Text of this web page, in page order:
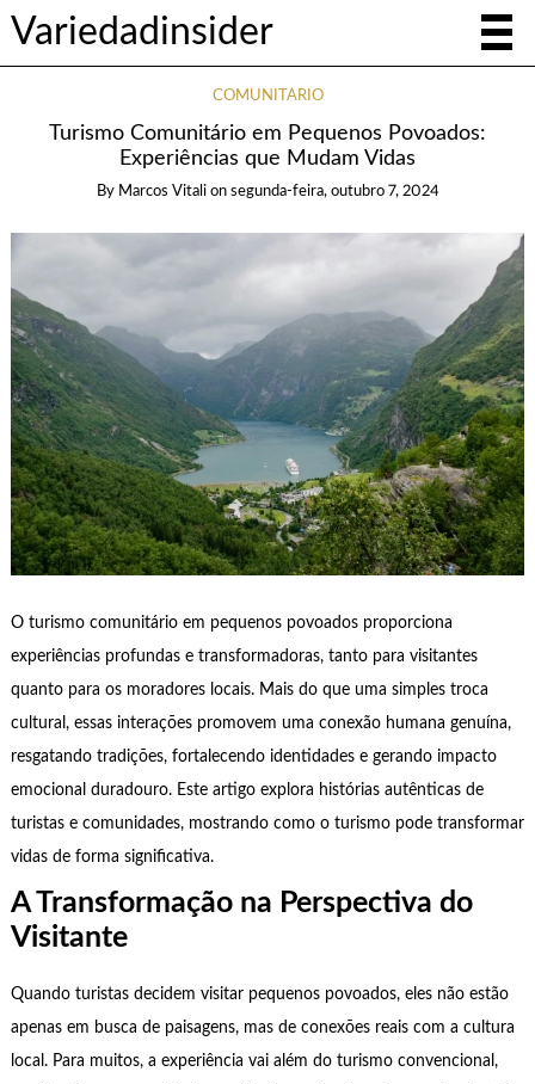
Variedadinsider
COMUNITÁRIO
Turismo Comunitário em Pequenos Povoados:
Experiências que Mudam Vidas
By Marcos Vitali on segunda-feira, outubro 7, 2024
O turismo comunitário em pequenos povoados proporciona
experiências profundas e transformadoras, tanto para visitantes
quanto para os moradores locais. Mais do que uma simples troca
cultural, essas interações promovem uma conexão humana genuína,
resgatando tradições, fortalecendo identidades e gerando impacto
emocional duradouro. Este artigo explora histórias autênticas de
turistas e comunidades, mostrando como o turismo pode transformar
vidas de forma significativa.
A Transformação na Perspectiva do
Visitante
Quando turistas decidem visitar pequenos povoados, eles não estão
apenas em busca de paisagens, mas de conexões reais com a cultura
local. Para muitos, a experiência vai além do turismo convencional,